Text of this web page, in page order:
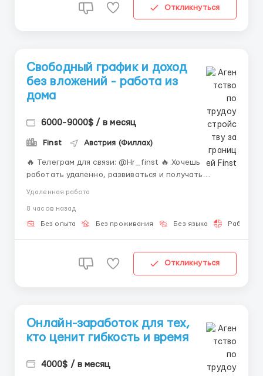
Откликнуться
Свободный график и доход
без вложений - работа из
дома
6000-9000$ / в месяц
Finst Австрия (Филлах)
🔥 Телеграм для связи: @Hr_finst 🔥 Хочешь
работать удаленно, развиваться и получать
стабильный доход? 🌟 Онлайн-работа — это
учебу. Даже если у тебя нет опыта, мы предоставим
полное обучение и наставничество на каждом
Удаленная работа
8 часов назад
Без опыта Без проживания Без языка Работа
Откликнуться
Онлайн-заработок для тех,
кто ценит гибкость и время
4000$ / в месяц